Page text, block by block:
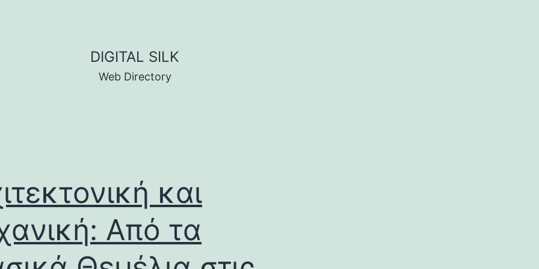
DIGITAL SILK
Web Directory
και
Από τα